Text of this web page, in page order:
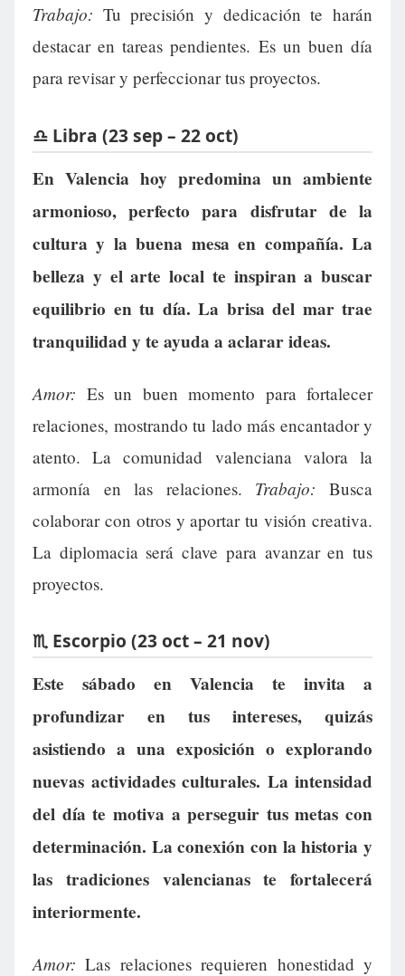
Trabajo: Tu precisión y dedicación te harán
destacar en tareas pendientes. Es un buen día
para revisar y perfeccionar tus proyectos.
♎ Libra (23 sep – 22 oct)
En Valencia hoy predomina un ambiente
armonioso, perfecto para disfrutar de la
cultura y la buena mesa en compañía. La
belleza y el arte local te inspiran a buscar
equilibrio en tu día. La brisa del mar trae
tranquilidad y te ayuda a aclarar ideas.
Amor: Es un buen momento para fortalecer
relaciones, mostrando tu lado más encantador y
atento. La comunidad valenciana valora la
armonía en las relaciones. Trabajo: Busca
colaborar con otros y aportar tu visión creativa.
La diplomacia será clave para avanzar en tus
proyectos.
♏ Escorpio (23 oct – 21 nov)
Este sábado en Valencia te invita a
profundizar en tus intereses, quizás
asistiendo a una exposición o explorando
nuevas actividades culturales. La intensidad
del día te motiva a perseguir tus metas con
determinación. La conexión con la historia y
las tradiciones valencianas te fortalecerá
interiormente.
Amor: Las relaciones requieren honestidad y